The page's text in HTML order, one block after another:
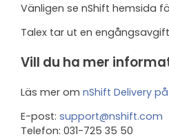
Vänligen se nShift hemsida
Talex tar ut en
Vill du ha mer
Läs mer om nShift Delivery
E-post: support@nshift.com
Telefon: 031-725 35 50